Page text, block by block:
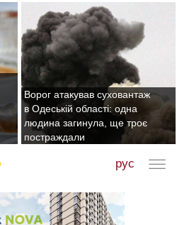
Ворог атакував суховантаж
в Одеській області: одна
людина загинула, ще троє
постраждали
рус